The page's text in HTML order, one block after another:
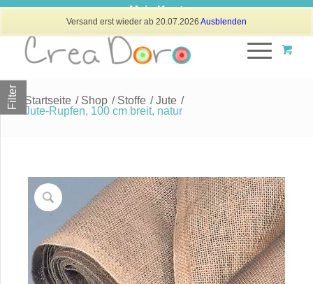
Mein Konto
Startseite / Shop / Stoffe / Jute /
Jute-Rupfen, 100 cm breit, natur
Filter
Versand erst wieder ab 20.07.2026 Ausblenden